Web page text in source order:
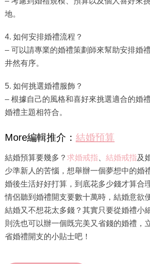
地。
4. 如何安排婚禮流程？
– 可以請專業的婚禮策劃師來幫助安排婚
井然有序。
5. 如何挑選婚禮服飾？
– 根據自己的風格和喜好來挑選適合的婚
婚禮主題相符合。
More編輯推介： 結婚預算
結婚預算要幾多？ 求婚戒指 結婚戒指及
少準新人的苦惱，想舉辦一個夢想中的婚
婚後生活好好打算，到底花多少錢才算合
情侶聽到婚禮開支要數十萬時，結婚意欲
結婚又不想花太多錢？其實只要從婚禮小
則洗也可以辦一個既完美又省錢的婚禮，
省婚禮開支的小貼士吧！